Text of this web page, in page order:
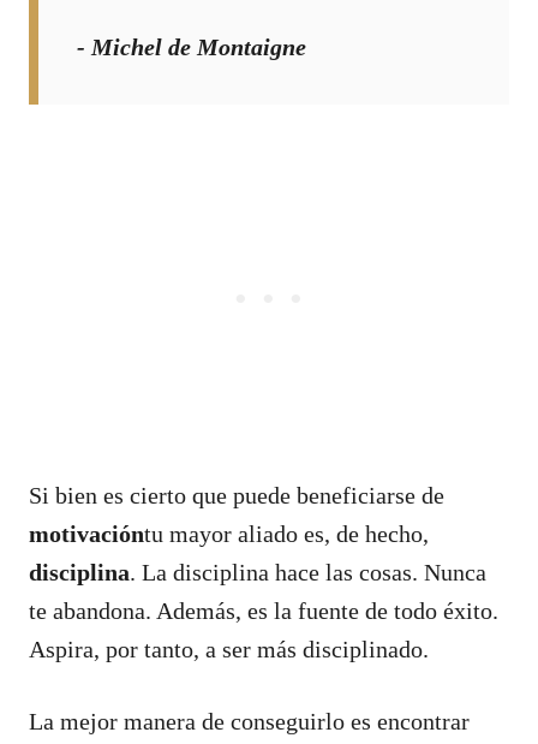
- Michel de Montaigne
Si bien es cierto que puede beneficiarse de
motivacióntu mayor aliado es, de hecho,
disciplina. La disciplina hace las cosas. Nunca
te abandona. Además, es la fuente de todo éxito.
Aspira, por tanto, a ser más disciplinado.
La mejor manera de conseguirlo es encontrar